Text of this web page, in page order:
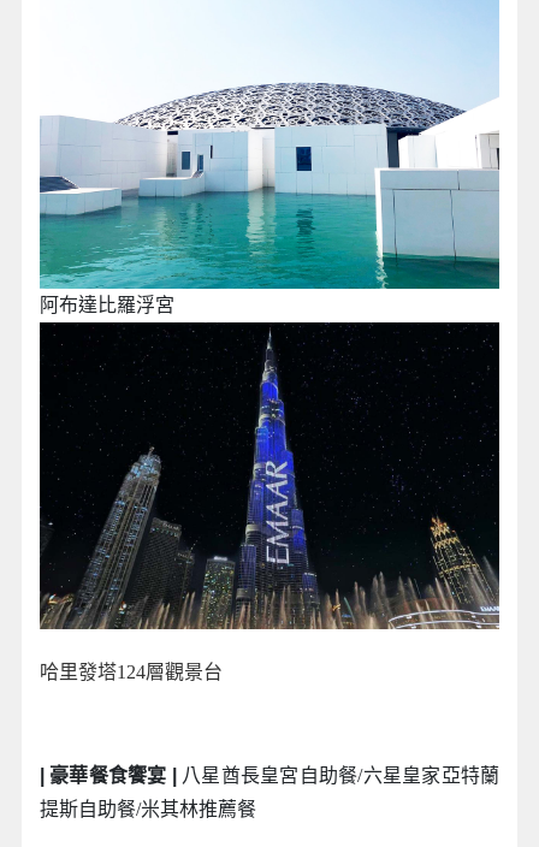
阿布達比羅浮宮
哈里發塔124層觀景台
| 豪華餐食饗宴 |
八星酋長皇宮自助餐/六星皇家亞特蘭
提斯自助餐/米其林推薦餐